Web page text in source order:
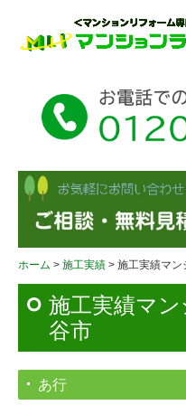
会社案内
社員紹介
イベント情報
外部リンク
オトク情報！
内装リフォーム
戸建てリフォーム
ホーム 施工実績 施工実績マ
施工実績マ
谷市
あ行